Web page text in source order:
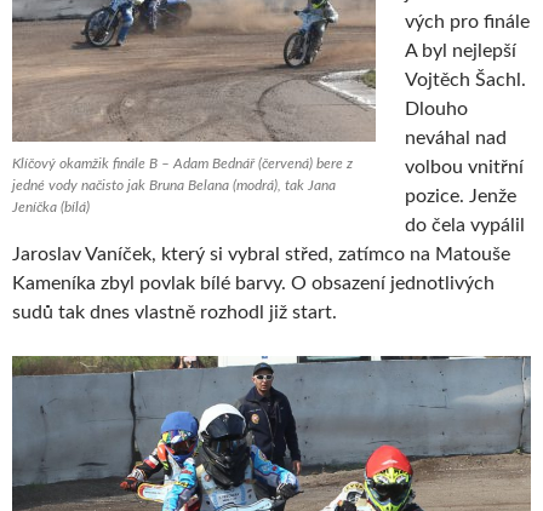
Klíčový okamžik finále B – Adam Bednář (červená) bere z
jedné vody načisto jak Bruna Belana (modrá), tak Jana
Jeníčka (bílá)
vých pro finále
A byl nejlepší
Vojtěch Šachl.
Dlouho
neváhal nad
volbou vnitřní
pozice. Jenže
do čela vypálil
Jaroslav Vaníček, který si vybral střed, zatímco na Matouše
Kameníka zbyl povlak bílé barvy. O obsazení jednotlivých
sudů tak dnes vlastně rozhodl již start.